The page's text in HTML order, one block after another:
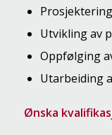
Prosjektering
Utvikling av
Oppfølging
Utarbeiding
Ønska